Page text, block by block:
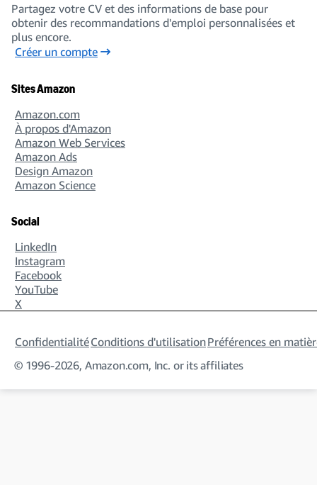
Partagez votre CV et des informations de base pour
obtenir des recommandations d'emploi personnalisées et
plus encore.
Créer un compte
Sites Amazon
Amazon.com
À propos d'Amazon
Amazon Web Services
Amazon Ads
Design Amazon
Amazon Science
Social
LinkedIn
Instagram
Facebook
YouTube
X
ConfidentialitéConditions d'utilisationPréférences en
© 1996-2026, Amazon.com, Inc. or its affiliates